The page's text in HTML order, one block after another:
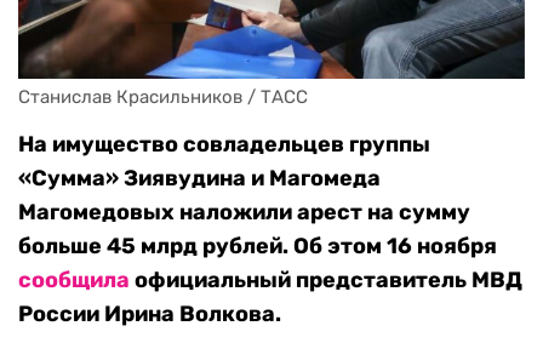
Станислав Красильников / ТАСС
На имущество совладельцев группы
«Сумма» Зиявудина и Магомеда
Магомедовых наложили арест на сумму
больше 45 млрд рублей. Об этом 16 ноября
сообщила официальный представитель МВД
России Ирина Волкова.